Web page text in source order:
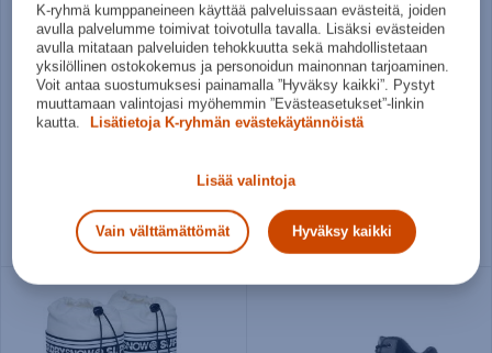
Icebug
Ivalo4 W Bugrip - talvikenkä
30pv alin hinta: 169,90€
Useita kokoja
Icebug
Sala W BUGrip - talvikenkä
Norm. hinta:
30pv alin hinta: 139,90€
Useita kokoja
K-ryhmä kumppaneineen käyttää palveluissaan evästeitä, joiden
avulla palvelumme toimivat toivotulla tavalla. Lisäksi evästeiden
avulla mitataan palveluiden tehokkuutta sekä mahdollistetaan
yksilöllinen ostokokemus ja personoidun mainonnan tarjoaminen.
Voit antaa suostumuksesi painamalla ”Hyväksy kaikki”. Pystyt
muuttamaan valintojasi myöhemmin ”Evästeasetukset”-linkin
kautta.
Lisätietoja K-ryhmän evästekäytännöistä
Lisää valintoja
Vain välttämättömät Hyväksy kaikki